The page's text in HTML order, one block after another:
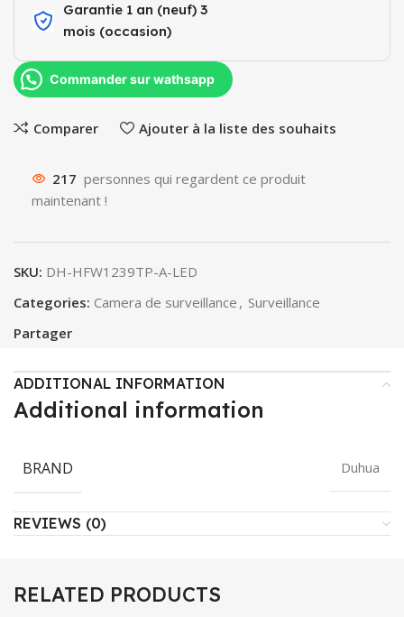
Garantie 1 an (neuf) 3
mois (occasion)​
Commander sur wathsapp
Comparer Ajouter à la liste des souhaits
217 personnes qui regardent ce produit
maintenant !
SKU: DH-HFW1239TP-A-LED
Categories: Camera de surveillance , Surveillance
Partager
ADDITIONAL INFORMATION
Additional information
BRAND Duhua
REVIEWS (0)
RELATED PRODUCTS